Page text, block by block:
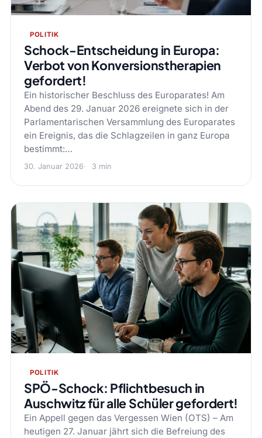
POLITIK
Schock-Entscheidung in Europa:
Verbot von Konversionstherapien
gefordert!
Ein historischer Beschluss des Europarates! Am
Abend des 29. Januar 2026 ereignete sich in der
Parlamentarischen Versammlung des Europarates
ein Ereignis, das die Schlagzeilen in ganz Europa
bestimmt:…
30. Januar 2026 3 min
POLITIK
SPÖ-Schock: Pflichtbesuch in
Auschwitz für alle Schüler gefordert!
Ein Appell gegen das Vergessen Wien (OTS) – Am
heutigen 27. Januar jährt sich die Befreiung des